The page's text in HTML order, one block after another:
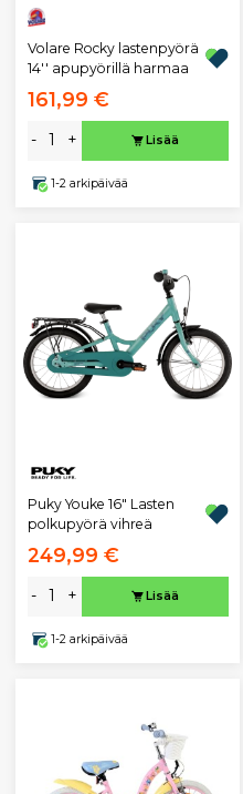
Volare Rocky lastenpyörä
14'' apupyörillä harmaa
161,99 €
- + Lisää
1-2 arkipäivää
Puky Youke 16" Lasten
polkupyörä vihreä
249,99 €
- + Lisää
1-2 arkipäivää